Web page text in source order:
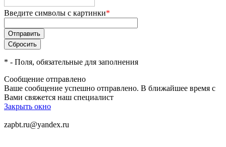
Введите символы с картинки*
* - Поля, обязательные для заполнения
Сообщение отправлено
Ваше сообщение успешно отправлено. В ближайшее время с
Вами свяжется наш специалист
Закрыть окно
zapbt.ru@yandex.ru